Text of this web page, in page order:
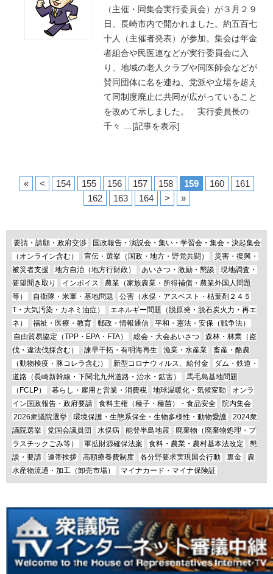
（主催・同集会実行委員会）が３月２９
日、長崎市内で開かれました。約五百七
十人（主催者発表）が参加。集会は年金
者組合や民医連などが実行委員会に入
り、地域の老人クラブや同医師会などが
賛同団体に名を連ね、党派や立場を超え
て同制度廃止に共同が広がっていること
を改めて示しました。 実行委員長の
千々
… [記事を表示]
« < 154 155 156 157 158 159 160
161
162
163 164 > »
要請・請願・政府交渉
国政報告・演説会・集い・学習会・集会・決起集会
（オンライン含む）
宣伝・選挙（国政・地方・野党共闘）
災害・復興・
被災者支援
地方自治（地方行財政） あいさつ・激励・懇談
現地調査・
要望聞き取り
インボイス
農業（家族農業・所得補償・農業外国人問題
等）
自衛隊・米軍・基地問題
公害（水俣・アスベスト・枯葉剤２４５
T・大気汚染・カネミ油症）
エネルギー問題（脱原発・脱石炭火力・再エ
ネ）
福祉・医療・教育 郵政・情報通信
平和・憲法・安保（戦争法）
自由貿易協定（TPP・EPA・FTA）
総会・大会あいさつ
森林・林業（盗
伐・違法伐採含む）
諫早干拓・有明海再生 漁業・水産業
畜産・酪農
（動物検疫・豚コレラ含む）
新型コロナウィルス、給付金
ダム・鉄道・
道路（長崎新幹線・下関北九州道路・治水・鉱害）
馬毛島基地問題
（FCLP）
暮らし・雇用と営業・消費税 地球温暖化・気候変動
オンラ
イン国政報告・政府要請
食料主権（種子・種苗）・食品安全
院内集会
2026衆議院選挙
環境保護・生態系保全・生物多様性・動物愛護
2024衆
議院選挙
党国会議員団 水俣病 能登半島地震
廃棄物（廃棄物処理・プ
ラスチックごみ等）
軍拡財源確保法案 食料・農業・農村基本法改定
懇
談・要請
連帯挨拶 高額療養費制度 各分野要求実現国会行動 裏金
農
水産物流通・加工（卸売市場）
マイナカード・マイナ保険証